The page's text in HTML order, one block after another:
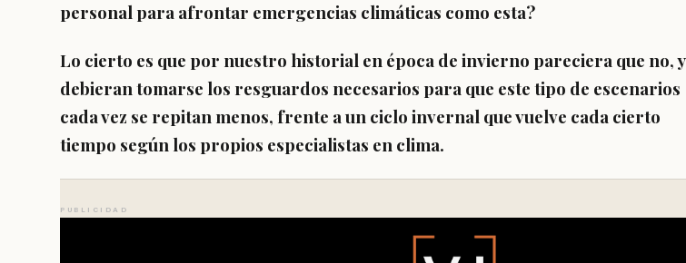
personal para afrontar emergencias climáticas como esta?
Lo cierto es que por nuestro historial en época de invierno pareciera que no, y
debieran tomarse los resguardos necesarios para que este tipo de escenarios
cada vez se repitan menos, frente a un ciclo invernal que vuelve cada cierto
tiempo según los propios especialistas en clima.
PUBLICIDAD